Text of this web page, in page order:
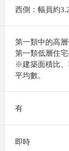
西側：幅員約
第一類中的高
第一類低層住
※建築面積比、
平均數。
有
即時